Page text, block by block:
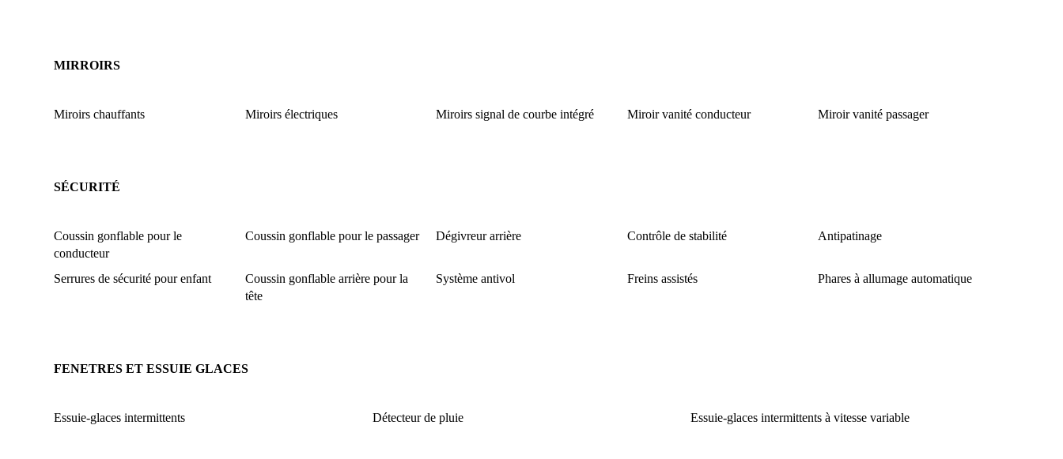
MIRROIRS
Miroirs chauffants Miroirs électriques Miroirs signal de courbe intégré Miroir vanité conducteur Miroir vanité passager
SÉCURITÉ
Coussin gonflable pour le
conducteur
Coussin gonflable pour le passager Dégivreur arrière Contrôle de stabilité Antipatinage
Serrures de sécurité pour enfant
Coussin gonflable arrière pour la
tête
Système antivol Freins assistés Phares à allumage automatique
FENETRES ET ESSUIE GLACES
Essuie-glaces intermittents Détecteur de pluie Essuie-glaces intermittents à vitesse variable